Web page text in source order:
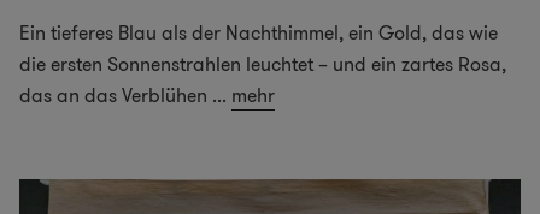
Ein tieferes Blau als der Nachthimmel, ein Gold, das wie
die ersten Sonnenstrahlen leuchtet – und ein zartes Rosa,
das an das Verblühen ... mehr